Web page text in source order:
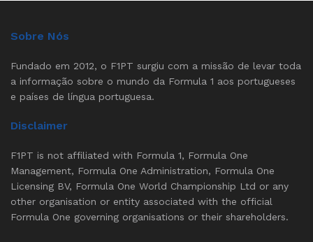
Sobre Nós
Fundado em 2012, o F1PT surgiu com a missão de levar toda
a informação sobre o mundo da Formula 1 aos portugueses
e países de língua portuguesa.
Disclaimer
F1PT is not affiliated with Formula 1, Formula One
Management, Formula One Administration, Formula One
Licensing BV, Formula One World Championship Ltd or any
other organisation or entity associated with the official
Formula One governing organisations or their shareholders.